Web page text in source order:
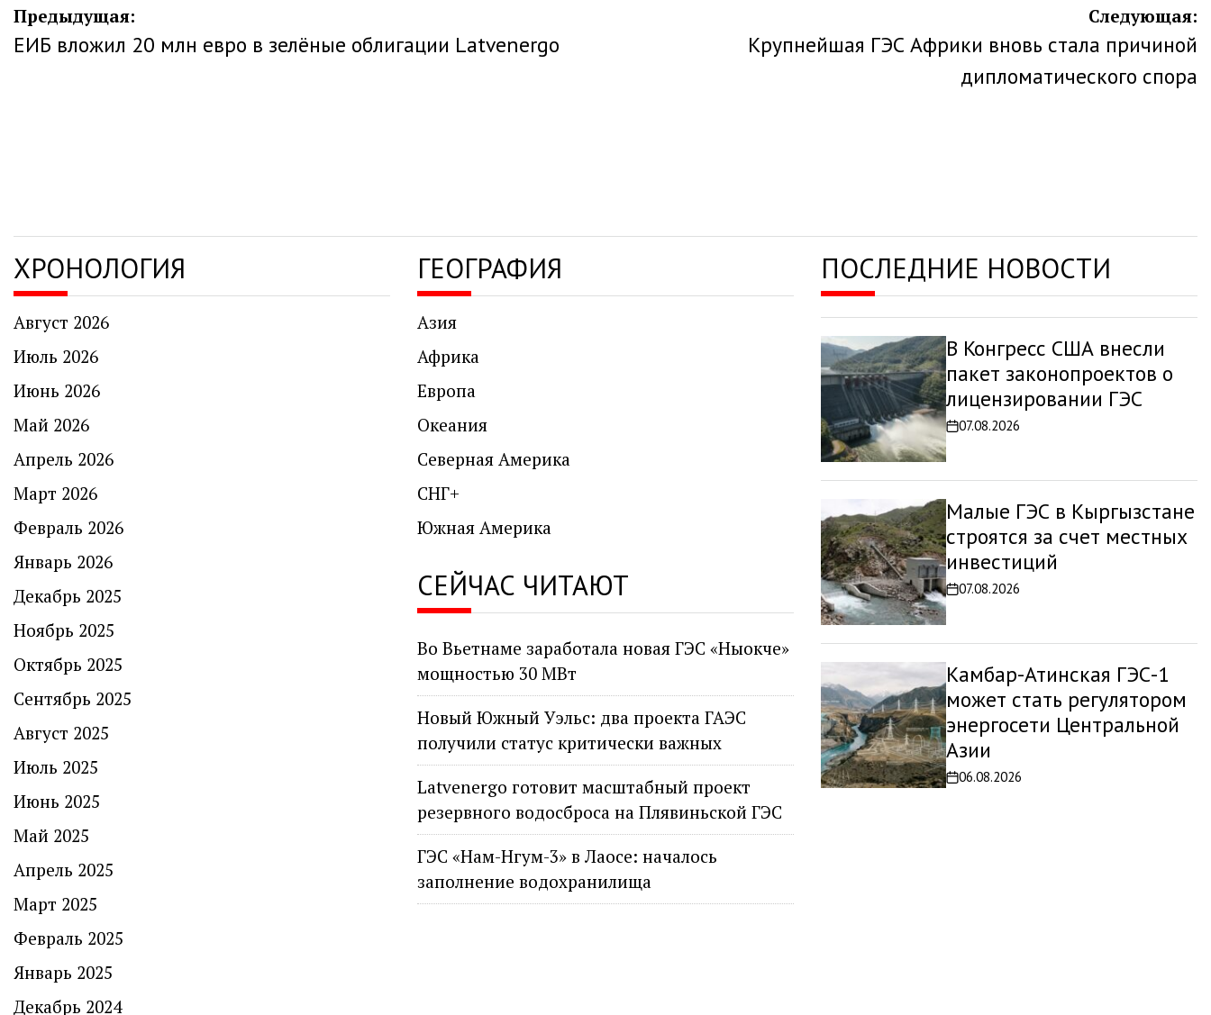
Навигация
по
Предыдущая:
ЕИБ вложил 20 млн евро в зелёные облигации Latvenergo
Следующая:
Крупнейшая ГЭС Африки вновь стала причиной
дипломатического спора
ХРОНОЛОГИЯ
Август 2026
Июль 2026
Июнь 2026
Май 2026
Апрель 2026
Март 2026
Февраль 2026
Январь 2026
Декабрь 2025
Ноябрь 2025
Октябрь 2025
Сентябрь 2025
Август 2025
Июль 2025
Июнь 2025
Май 2025
Апрель 2025
Март 2025
Февраль 2025
Январь 2025
Декабрь 2024
ГЕОГРАФИЯ
Азия
Африка
Европа
Океания
Северная Америка
СНГ+
Южная Америка
СЕЙЧАС ЧИТАЮТ
Во Вьетнаме заработала новая ГЭС «Ныокче»
мощностью 30 МВт
Новый Южный Уэльс: два проекта ГАЭС
получили статус критически важных
Latvenergo готовит масштабный проект
резервного водосброса на Плявиньской ГЭС
ГЭС «Нам-Нгум-3» в Лаосе: началось
заполнение водохранилища
ПОСЛЕДНИЕ НОВОСТИ
В Конгресс США внесли
пакет законопроектов о
лицензировании ГЭС
Дата
записи
07.08.2026
Малые ГЭС в Кыргызстане
строятся за счет местных
инвестиций
Дата
записи
07.08.2026
Камбар-Атинская ГЭС-1
может стать регулятором
энергосети Центральной
Азии
Дата
06.08.2026